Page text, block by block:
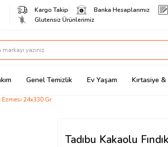
Kargo Takip
Banka Hesaplarımız
Glutensiz Ürünlerimiz
Genel Temizlik Ev Yaşam Kırtasiye
Ezmesi 24x330 Gr
Tadıbu Kakaolu